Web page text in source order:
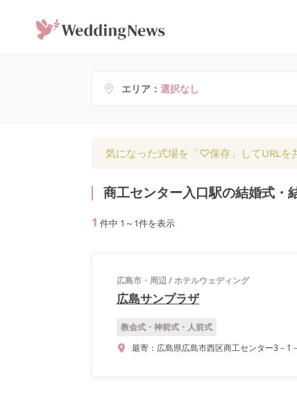
エリア 選択なし
気になった式場を「♡保存」してURLを
商工センター入口駅の結婚式・
1 件中 1 ～ 1件を表示
広島市・周辺/ホテルウェディング
広島サンプラザ
教会式・神前式・人前式
最寄： 広島県広島市西区商工センター3－1